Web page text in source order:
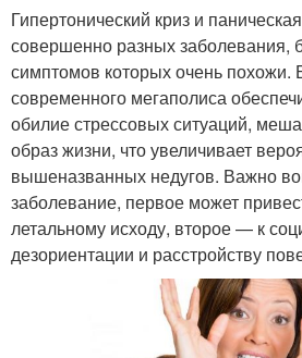
Гипертонический криз и
совершенно разных заболевания,
симптомов которых очень похожи.
современного мегаполиса
обилие стрессовых ситуаций,
образ жизни, что увеличивает
вышеназванных недугов. Важно
заболевание, первое может
летальному исходу, второе — к
дезориентации и расстройству